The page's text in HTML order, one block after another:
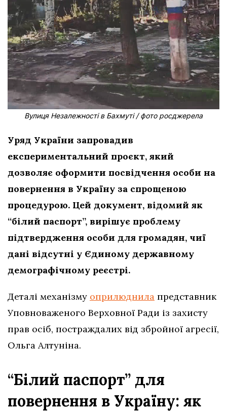
Вулиця Незалежності в Бахмуті / фото росджерела
Уряд України запровадив
експериментальний проєкт, який
дозволяє оформити посвідчення особи на
повернення в Україну за спрощеною
процедурою. Цей документ, відомий як
“білий паспорт”, вирішує проблему
підтвердження особи для громадян, чиї
дані відсутні у Єдиному державному
демографічному реєстрі.
Деталі механізму оприлюднила представник
Уповноваженого Верховної Ради із захисту
прав осіб, постраждалих від збройної агресії,
Ольга Алтуніна.
“Білий паспорт” для
повернення в Україну: як